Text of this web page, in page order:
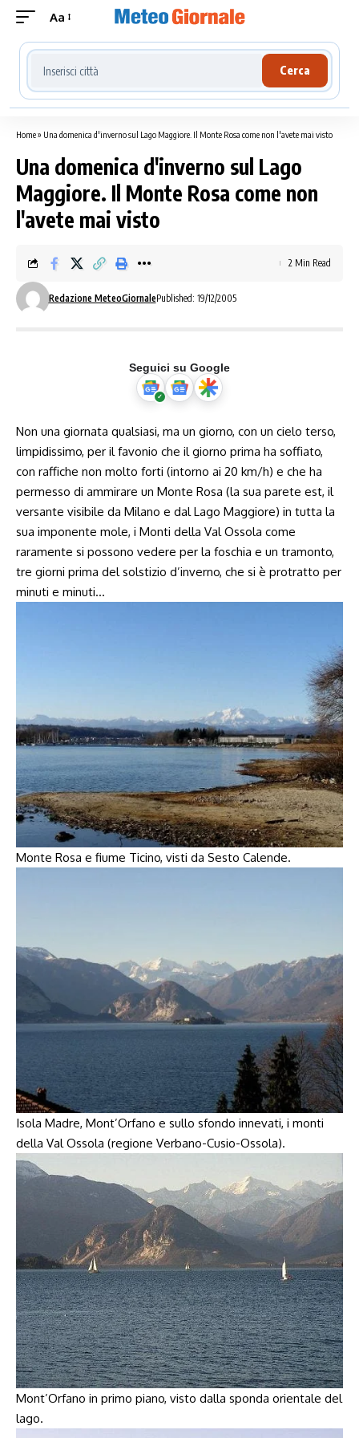
Aa
Cerca località meteo
Cerca
Home» Una domenica d'inverno sul Lago Maggiore. Il Monte Rosa come non l'avete mai visto
Una domenica d'inverno sul Lago
Maggiore. Il Monte Rosa come non
l'avete mai visto
Redazione MeteoGiornalePublished: 19/12/2005
2 Min Read
Seguici su Google
Non una giornata qualsiasi, ma un giorno, con un cielo terso,
limpidissimo, per il favonio che il giorno prima ha soffiato,
con raffiche non molto forti (intorno ai 20 km/h) e che ha
permesso di ammirare un Monte Rosa (la sua parete est, il
versante visibile da Milano e dal Lago Maggiore) in tutta la
sua imponente mole, i Monti della Val Ossola come
raramente si possono vedere per la foschia e un tramonto,
tre giorni prima del solstizio d’inverno, che si è protratto per
minuti e minuti…
Monte Rosa e fiume Ticino, visti da Sesto Calende.
Isola Madre, Mont’Orfano e sullo sfondo innevati, i monti
della Val Ossola (regione Verbano-Cusio-Ossola).
Mont’Orfano in primo piano, visto dalla sponda orientale del
lago.